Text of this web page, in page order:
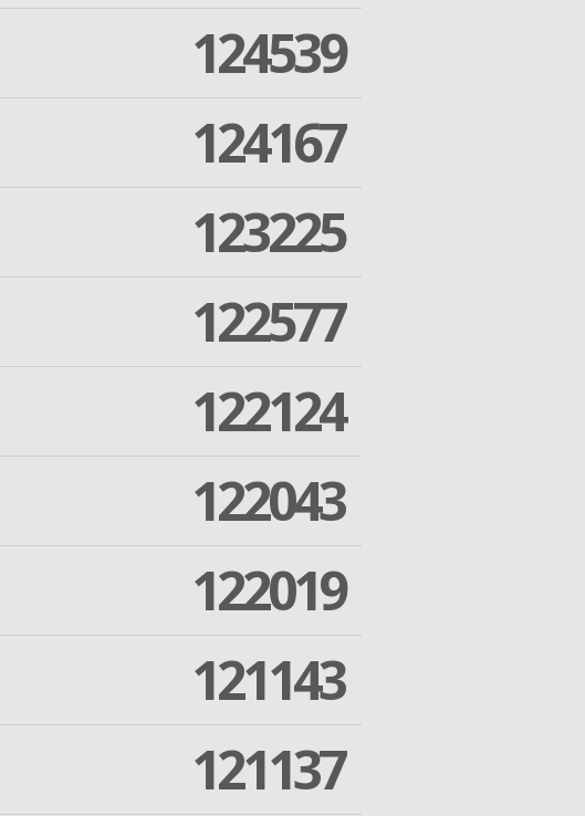
124539
124167
123225
122577
122124
122043
122019
121143
121137